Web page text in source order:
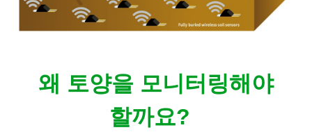
왜 토양을 모니터링해야
할까요?